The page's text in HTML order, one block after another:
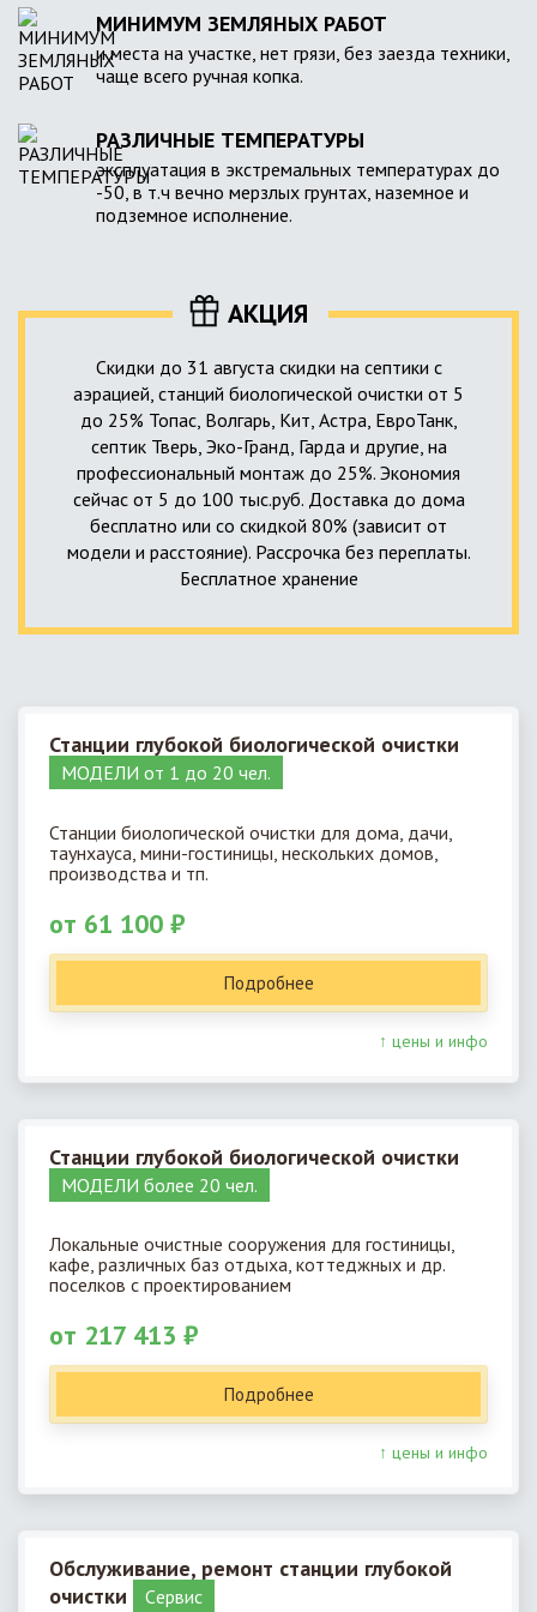
МИНИМУМ ЗЕМЛЯНЫХ РАБОТ
и места на участке, нет грязи, без заезда техники,
чаще всего ручная копка.
РАЗЛИЧНЫЕ ТЕМПЕРАТУРЫ
эксплуатация в экстремальных температурах до
-50, в т.ч вечно мерзлых грунтах, наземное и
подземное исполнение.
АКЦИЯ
Скидки до 31 августа скидки на септики с
аэрацией, станций биологической очистки от 5
до 25% Топас, Волгарь, Кит, Астра, ЕвроТанк,
септик Тверь, Эко-Гранд, Гарда и другие, на
профессиональный монтаж до 25%. Экономия
сейчас от 5 до 100 тыс.руб. Доставка до дома
бесплатно или со скидкой 80% (зависит от
модели и расстояние). Рассрочка без переплаты.
Бесплатное хранение
Станции глубокой биологической очистки
МОДЕЛИ от 1 до 20 чел.
Станции биологической очистки для дома, дачи,
таунхауса, мини-гостиницы, нескольких домов,
производства и тп.
от 61 100 ₽
Подробнее
↑ цены и инфо
Станции глубокой биологической очистки
МОДЕЛИ более 20 чел.
Локальные очистные сооружения для гостиницы,
кафе, различных баз отдыха, коттеджных и др.
поселков с проектированием
от 217 413 ₽
Подробнее
↑ цены и инфо
Обслуживание, ремонт станции глубокой
очистки
Cервис